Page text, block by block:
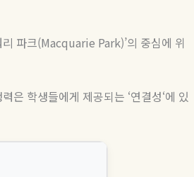
리 파크(Macquarie Park)’의 중심에 위
은 학생들에게 제공되는 ‘연결성‘에 있